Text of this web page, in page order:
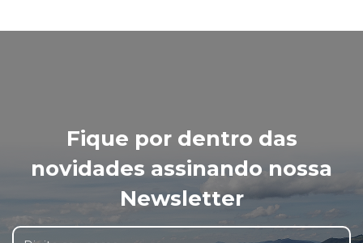
Fique por dentro das
novidades assinando nossa
Newsletter